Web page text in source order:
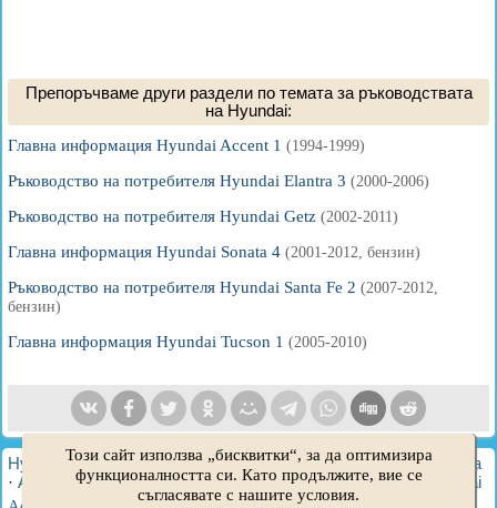
Препоръчваме други раздели по темата за ръководствата
на Hyundai:
Главна информация Hyundai Accent 1 (1994-1999)
Ръководство на потребителя Hyundai Elantra 3 (2000-2006)
Ръководство на потребителя Hyundai Getz (2002-2011)
Главна информация Hyundai Sonata 4 (2001-2012, бензин)
Ръководство на потребителя Hyundai Santa Fe 2 (2007-2012,
бензин)
Главна информация Hyundai Tucson 1 (2005-2010)
HyundaiBook.ru © 2018-2026·Пълна версия·Карта на сайта
· Администрация·Търсене в сайта ·Собственици на Hyundai
Този сайт използва „бисквитки“, за да оптимизира
функционалността си. Като продължите, вие се
съгласявате с нашите условия.